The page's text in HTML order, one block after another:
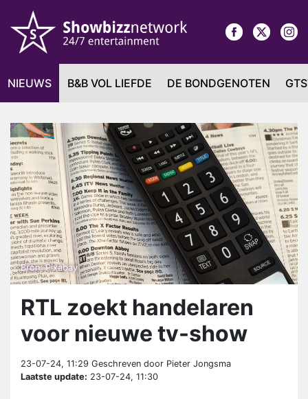
NIEUWS B&B VOL LIEFDE DE BONDGENOTEN
Bron: Pixabay
RTL zoekt handelaren
voor nieuwe tv-show
23-07-24, 11:29 Geschreven door Pieter Jongsma
Laatste update: 23-07-24, 11:30